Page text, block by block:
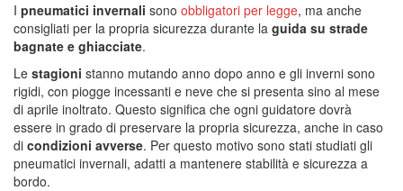
I pneumatici invernali sono obbligatori per legge, ma anche
consigliati per la propria sicurezza durante la guida su strade
bagnate e ghiacciate.
Le stagioni stanno mutando anno dopo anno e gli inverni sono
rigidi, con piogge incessanti e neve che si presenta sino al mese
di aprile inoltrato. Questo significa che ogni guidatore dovrà
essere in grado di preservare la propria sicurezza, anche in caso
di condizioni avverse. Per questo motivo sono stati studiati gli
pneumatici invernali, adatti a mantenere stabilità e sicurezza a
bordo.